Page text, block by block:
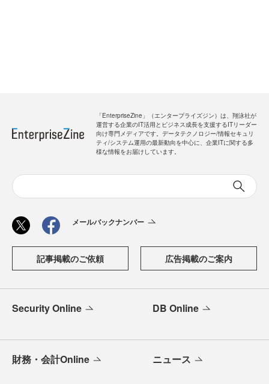
「EnterpriseZine」（エンタープライズジン）は、翔泳社が
運営する企業のIT活用とビジネス成長を支援するITリーダー
向け専門メディアです。データテクノロジー/情報セキュリ
ティ/システム運用の最新動向を中心に、企業ITに関する多
様な情報をお届けしています。
メールバックナンバー
記事掲載のご依頼 広告掲載のご案内
Security Online DB Online
財務・会計Online ニュース